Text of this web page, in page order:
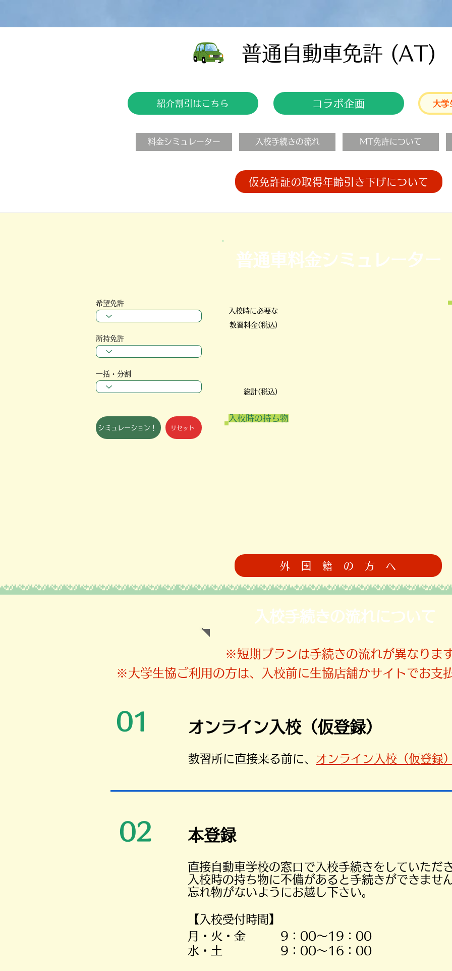
​普通自動車免許 (AT)
紹介割引はこちら コラボ企画 大学
料金シミュレーター 入校手続きの流れ MT免許について
仮免許証の取得年齢引き下げについて
普通車料金シミュレーター
希望免許
所持免許
一括・分割
シミュレーション！ リセット
入校時に必要な
教習料金(税込)
​総計(税込)
入校時の持ち物
外 国 籍 の 方 へ
​入校手続きの流れについて
​※短期プランは手続きの流れが異なりま
​※大学生協ご利用の方は、入校前に生協店舗かサイトでお支
01 ​オンライン入校（仮登録）
​教習所に直接来る前に、 オンライン入校（仮登録
02 ​本登録
直接自動車学校の窓口で入校手続きをしていただ
入校時の持ち物に不備があると手続きができませ
忘れ物がないようにお越し下さい。
【入校受付時間】
月・火・金 9：00～19：00
水・土 9：00～16：00